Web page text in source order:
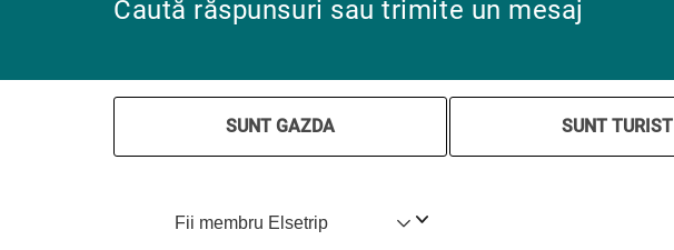
Caută răspunsuri sau trimite un mesaj
SUNT GAZDA SUNT TURIST
Fii membru Elsetrip